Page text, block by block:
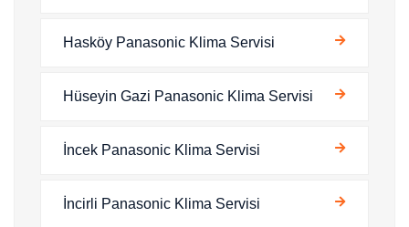
Hasköy Panasonic Klima Servisi
Hüseyin Gazi Panasonic Klima Servisi
İncek Panasonic Klima Servisi
İncirli Panasonic Klima Servisi